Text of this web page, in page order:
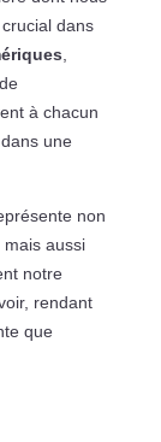
dans
,
à chacun
une
non
mais aussi
notre
rendant
que